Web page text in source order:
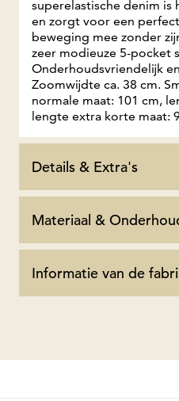
superelastische denim is
en zorgt voor een
beweging mee zonder
zeer modieuze 5-pocket
Onderhoudsvriendelijk
Zoomwijdte ca. 38 cm.
normale maat: 101 cm,
lengte extra korte maat:
Details & Extra's
Materiaal &
Informatie van de